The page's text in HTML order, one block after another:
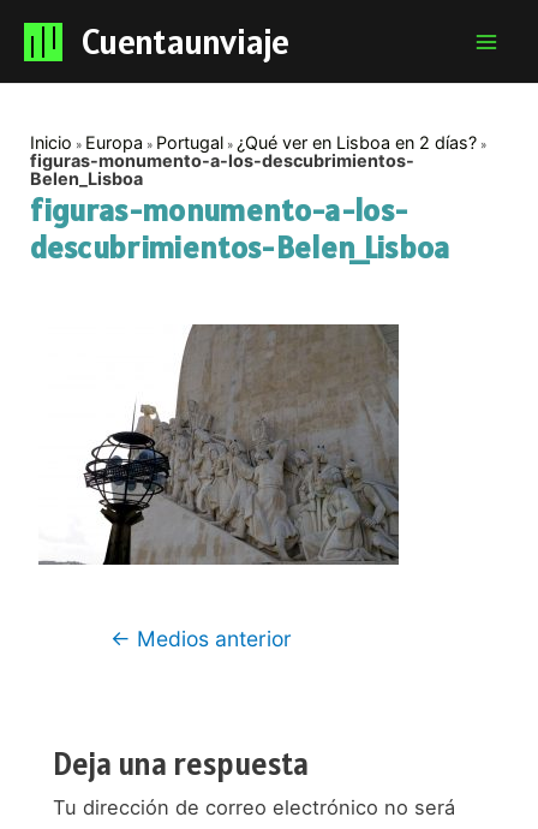
Cuentaunviaje
Inicio Europa Portugal
¿Qué ver en Lisboa en 2 días?
figuras-monumento-a-los-descubrimientos-
Belen_Lisboa
figuras-monumento-a-los-
descubrimientos-Belen_Lisboa
Navegación
← Medios anterior
Deja una respuesta
Tu dirección de correo electrónico no será